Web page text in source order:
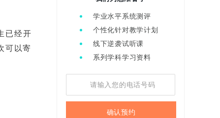
已经开
可以寄
学业水平系统测评
个性化针对教学计划
线下逆袭试听课
系列学科学习资料
确认预约